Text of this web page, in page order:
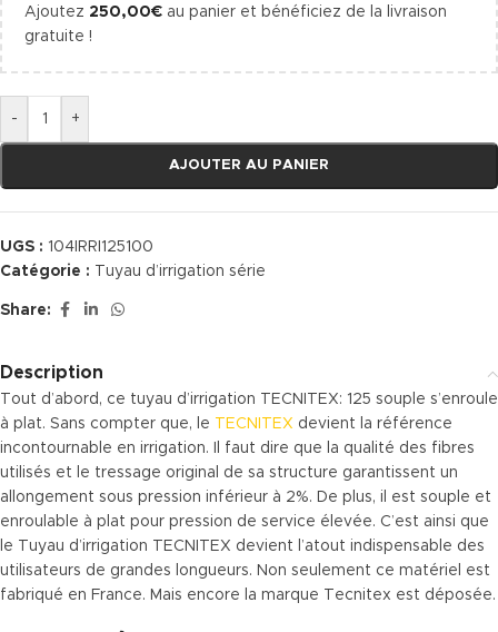
Ajoutez 250,00€ au panier et bénéficiez de la livraison
gratuite !
- +
AJOUTER AU PANIER
UGS : 104IRRI125100
Catégorie :
Tuyau d’irrigation série
Share:
Description
Tout d’abord, ce tuyau d’irrigation TECNITEX: 125 souple s’enroule
à plat. Sans compter que, le
TECNITEX devient la référence
incontournable en irrigation. Il faut dire que la qualité des fibres
utilisés et le tressage original de sa structure garantissent un
allongement sous pression inférieur à 2%. De plus, il est souple et
enroulable à plat pour pression de service élevée. C’est ainsi que
le Tuyau d’irrigation TECNITEX devient l’atout indispensable des
utilisateurs de grandes longueurs. Non seulement ce matériel est
fabriqué en France. Mais encore la marque Tecnitex est déposée.